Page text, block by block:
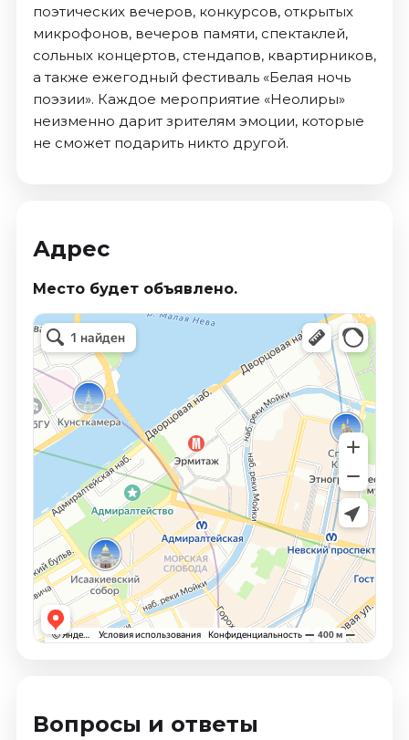
поэтических вечеров, конкурсов, открытых
микрофонов, вечеров памяти, спектаклей,
сольных концертов, стендапов, квартирников,
а также ежегодный фестиваль «Белая ночь
поэзии». Каждое мероприятие «Неолиры»
неизменно дарит зрителям эмоции, которые
не сможет подарить никто другой.
Адрес
Место будет объявлено.
Вопросы и ответы